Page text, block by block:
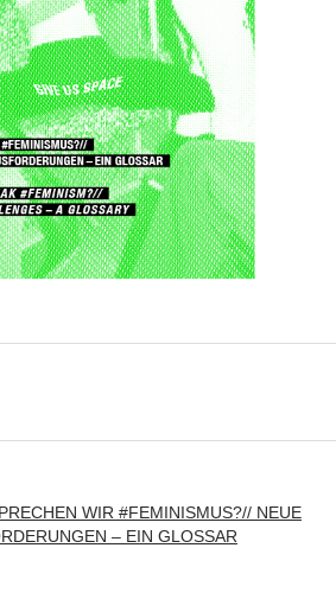
WIR #FEMINISMUS?// NEUE
– EIN GLOSSAR